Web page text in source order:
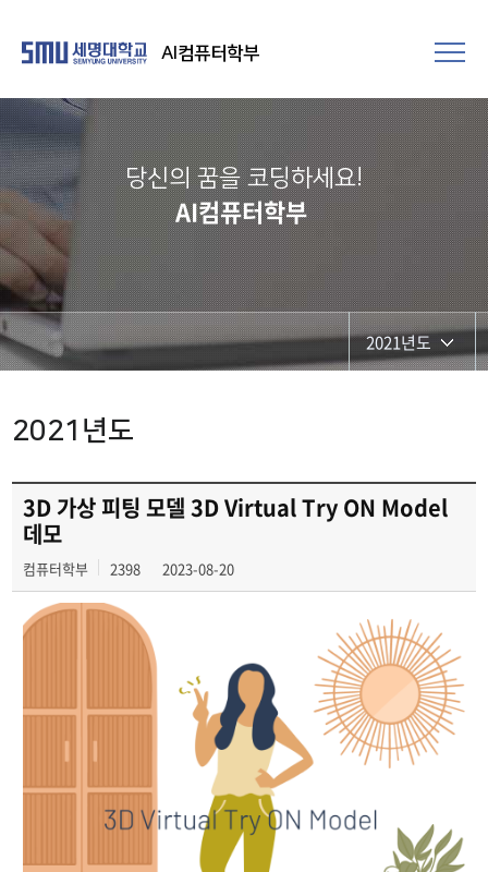
AI컴퓨터학부
당신의 꿈을 코딩하세요!
AI컴퓨터학부
2021년도
2024년도
2022년도
2021년도
2020년도
2021년도
3D 가상 피팅 모델 3D Virtual Try ON Model
데모
컴퓨터학부 2398 2023-08-20